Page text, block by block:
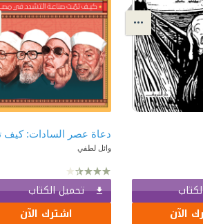
الآن
وائل لطفي
تحميل الكتاب
اشترك الآن